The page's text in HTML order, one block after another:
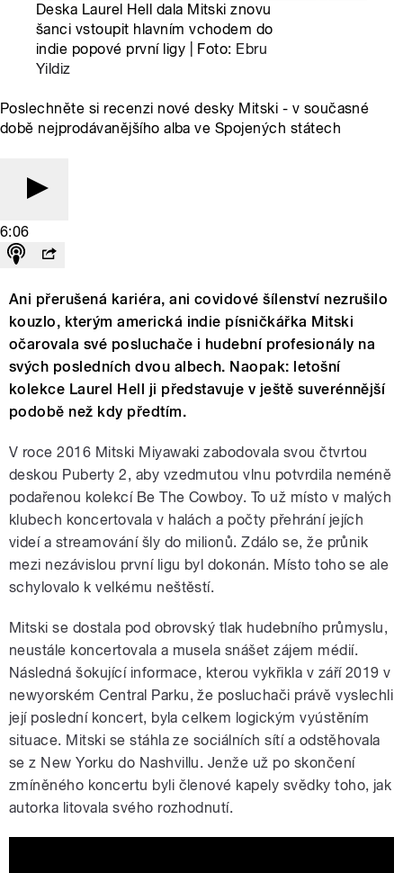
Deska Laurel Hell dala Mitski znovu
šanci vstoupit hlavním vchodem do
indie popové první ligy | Foto: Ebru
Yildiz
Poslechněte si recenzi nové desky Mitski - v současné
době nejprodávanějšího alba ve Spojených státech
6:06
Ani přerušená kariéra, ani covidové šílenství nezrušilo
kouzlo, kterým americká indie písničkářka Mitski
očarovala své posluchače i hudební profesionály na
svých posledních dvou albech. Naopak: letošní
kolekce Laurel Hell ji představuje v ještě suverénnější
podobě než kdy předtím.
V roce 2016 Mitski Miyawaki zabodovala svou čtvrtou
deskou Puberty 2, aby vzedmutou vlnu potvrdila neméně
podařenou kolekcí Be The Cowboy. To už místo v malých
klubech koncertovala v halách a počty přehrání jejích
videí a streamování šly do milionů. Zdálo se, že průnik
mezi nezávislou první ligu byl dokonán. Místo toho se ale
schylovalo k velkému neštěstí.
Mitski se dostala pod obrovský tlak hudebního průmyslu,
neustále koncertovala a musela snášet zájem médií.
Následná šokující informace, kterou vykřikla v září 2019 v
newyorském Central Parku, že posluchači právě vyslechli
její poslední koncert, byla celkem logickým vyústěním
situace. Mitski se stáhla ze sociálních sítí a odstěhovala
se z New Yorku do Nashvillu. Jenže už po skončení
zmíněného koncertu byli členové kapely svědky toho, jak
autorka litovala svého rozhodnutí.